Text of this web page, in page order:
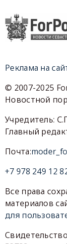
Реклама на
© 2007-2025
Новостной
Учредитель:
Главный
Почта:
+7 978 249 12
Все права
материалов
для